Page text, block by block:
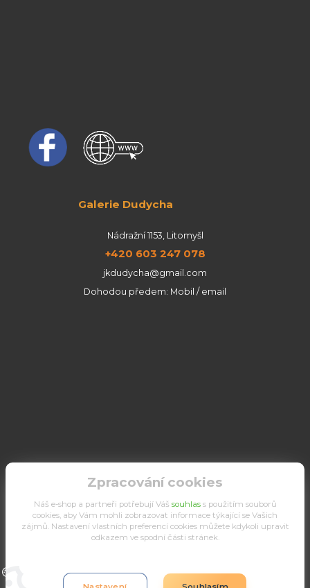
Galerie Dudycha
Nádražní 1153, Litomyšl
+420 603 247 078
jkdudycha@gmail.com
Dohodou předem: Mobil / email
Upravit sběr cookies.
Zpracování cookies
Náš e-shop a partneři potřebují Váš souhlass použitím souborů
cookies, aby Vám mohli zobrazovat informace týkající se Vašich
zájmů. Nastavení vlastních preferencí cookies můžete kdykoli upravit
odkazem ve spodní části stránek.